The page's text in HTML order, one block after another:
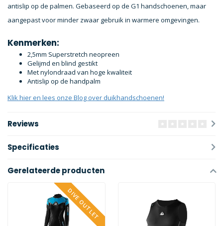
antislip op de palmen. Gebaseerd op de G1 handschoenen, maar
aangepast voor minder zwaar gebruik in warmere omgevingen.
Kenmerken:
2,5mm Superstretch neopreen
Gelijmd en blind gestikt
Met nylondraad van hoge kwaliteit
Antislip op de handpalm
Klik hier en lees onze Blog over duikhandschoenen!
Reviews
Specificaties
Gerelateerde producten
DIVE OUTLET